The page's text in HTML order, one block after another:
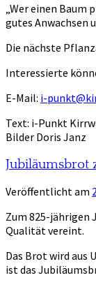
„Wer einen
gutes Anwachsen
Die nächste
Interessierte
E-Mail: i-
Text: i-Punkt
Bilder Doris Janz
Jubiläumsbrot
Veröffentlicht am
Zum 825-jährigen
Qualität vereint.
Das Brot wird aus
ist das